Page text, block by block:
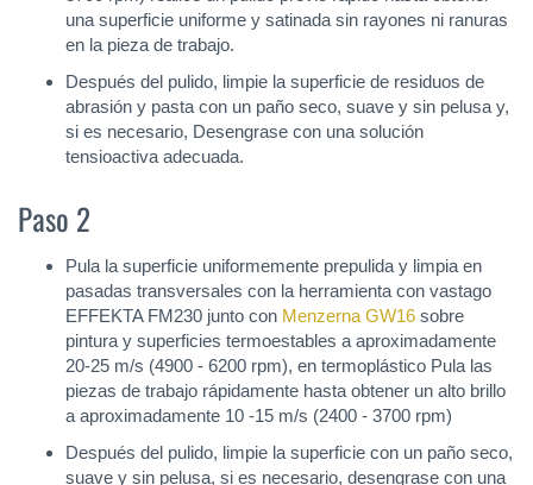
una superficie uniforme y satinada sin rayones ni ranuras
en la pieza de trabajo.
Después del pulido, limpie la superficie de residuos de
abrasión y pasta con un paño seco, suave y sin pelusa y,
si es necesario, Desengrase con una solución
tensioactiva adecuada.
Paso 2
Pula la superficie uniformemente prepulida y limpia en
pasadas transversales con la herramienta con vastago
EFFEKTA FM230 junto con Menzerna GW16 sobre
pintura y superficies termoestables a aproximadamente
20-25 m/s (4900 - 6200 rpm), en termoplástico Pula las
piezas de trabajo rápidamente hasta obtener un alto brillo
a aproximadamente 10 -15 m/s (2400 - 3700 rpm)
Después del pulido, limpie la superficie con un paño seco,
suave y sin pelusa, si es necesario, desengrase con una